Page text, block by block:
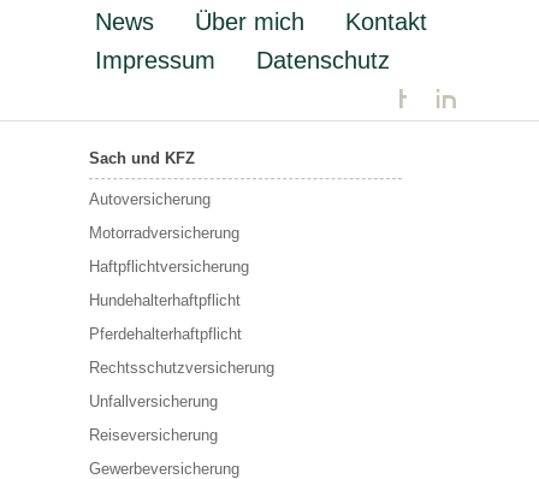
News Über mich
Kontakt
Impressum
Datenschutz
Sach und KFZ
Autoversicherung
Motorradversicherung
Haftpflichtversicherung
Hundehalterhaftpflicht
Pferdehalterhaftpflicht
Rechtsschutzversicherung
Unfallversicherung
Reiseversicherung
Gewerbeversicherung